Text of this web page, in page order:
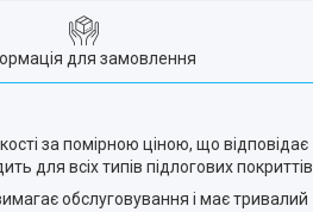
для замовлення
за помірною ціною, що відповідає
для всіх типів підлогових покриттів.
обслуговування і має тривалий